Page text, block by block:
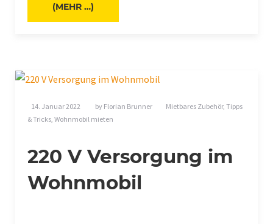
(MEHR …)
14. Januar 2022 by Florian Brunner Mietbares Zubehör, Tipps
& Tricks, Wohnmobil mieten
220 V Versorgung im
Wohnmobil